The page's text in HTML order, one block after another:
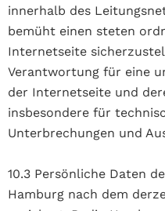
innerhalb des
bemüht einen steten
Internetseite
Verantwortung für eine
der Internetseite und
insbesondere für
Unterbrechungen und
10.3 Persönliche Daten
Hamburg nach dem